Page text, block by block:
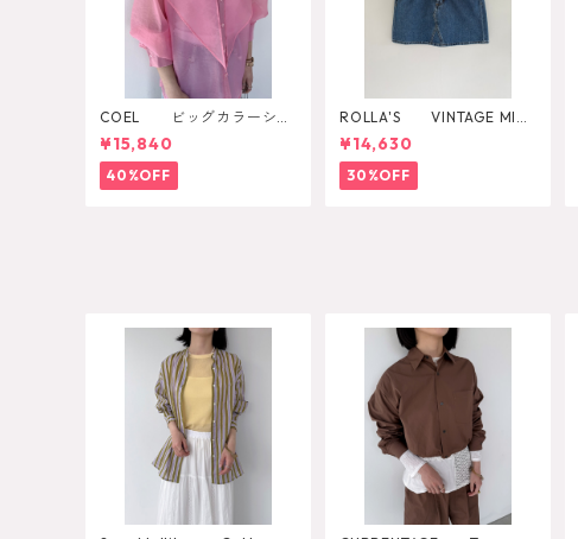
COEL ビッグカラーシア
ーシャツ
¥15,840
40%OFF
ROLLA'S VINTAGE MINI
DAZZLER
¥14,630
30%OFF